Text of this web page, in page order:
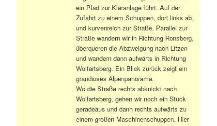
ein Pfad zur Kläranlage führt. Auf der
Zufahrt zu einem Schuppen, dort links ab
und kurvenreich zur Straße. Parallel zur
Straße wandern wir in Richtung Ronsberg,
überqueren die Abzweigung nach Litzen
und wandern dann aufwärts in Richtung
Wolfartsberg. Ein Blick zurück zeigt ein
grandioses Alpenpanorama.
Wo die Straße rechts abknickt nach
Wolfartsberg, gehen wir noch ein Stück
geradeaus und dann rechts aufwärts zu
einem großen Maschinenschuppen. Hier